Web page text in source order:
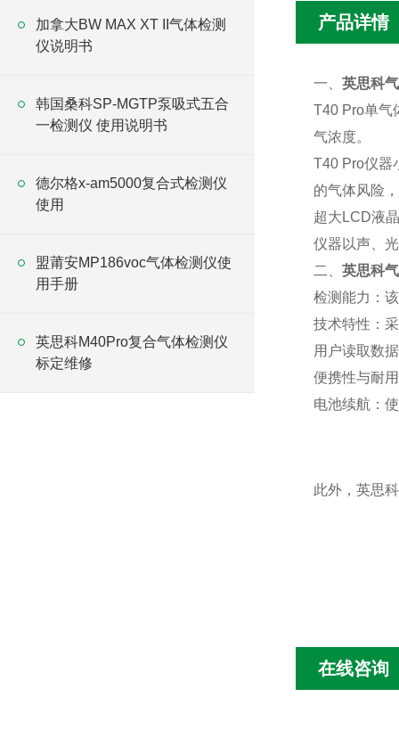
加拿大BW MAX XT II气体检测
仪说明书
韩国桑科SP-MGTP泵吸式五合
一检测仪 使用说明书
德尔格x-am5000复合式检测仪
使用
盟莆安MP186voc气体检测仪使
用手册
英思科M40Pro复合气体检测仪
标定维修
产品详情
一、 英思科
T40 Pro单气
气浓度。
T40 Pro仪器
的气体风险
超大LCD液
仪器以声、
二、 英思科
检测能力‌：
技术特性‌：
用户读取数
便携性与耐
电池续航‌：
此外，英思
在线咨询